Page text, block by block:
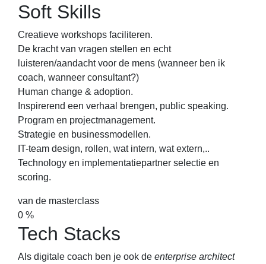
Soft Skills
Creatieve workshops faciliteren.
De kracht van vragen stellen en echt
luisteren/aandacht voor de mens (wanneer ben ik
coach, wanneer consultant?)
Human change & adoption.
Inspirerend een verhaal brengen, public speaking.
Program en projectmanagement.
Strategie en businessmodellen.
IT-team design, rollen, wat intern, wat extern,..
Technology en implementatiepartner selectie en
scoring.
van de masterclass
0 %
Tech Stacks
Als digitale coach ben je ook de enterprise architect